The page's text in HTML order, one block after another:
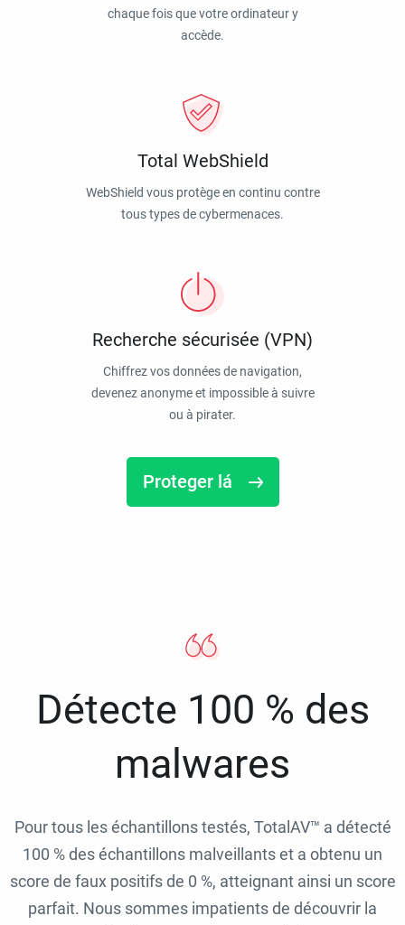
chaque fois que votre ordinateur y
accède.
Total WebShield
WebShield vous protège en continu contre
tous types de cybermenaces.
Recherche sécurisée (VPN)
Chiffrez vos données de navigation,
devenez anonyme et impossible à suivre
ou à pirater.
Proteger lá
Détecte 100 % des
malwares
Pour tous les échantillons testés, TotalAV™ a détecté
100 % des échantillons malveillants et a obtenu un
score de faux positifs de 0 %, atteignant ainsi un score
parfait. Nous sommes impatients de découvrir la